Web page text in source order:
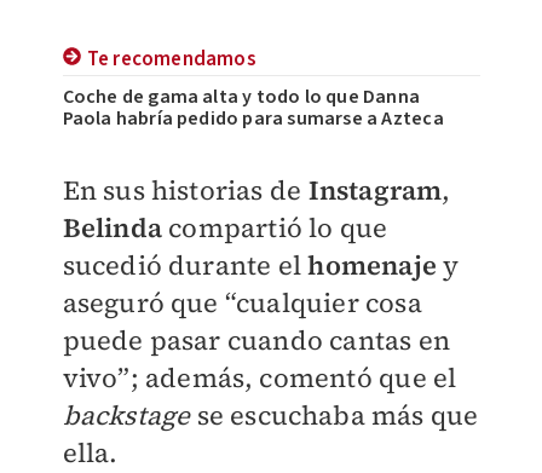
Te recomendamos
Coche de gama alta y todo lo que Danna
Paola habría pedido para sumarse a Azteca
En sus historias de Instagram,
Belinda compartió lo que
sucedió durante elhomenajey
aseguró que “cualquier cosa
puede pasar cuando cantas en
vivo”; además, comentó que el
backstage se escuchaba más que
ella.